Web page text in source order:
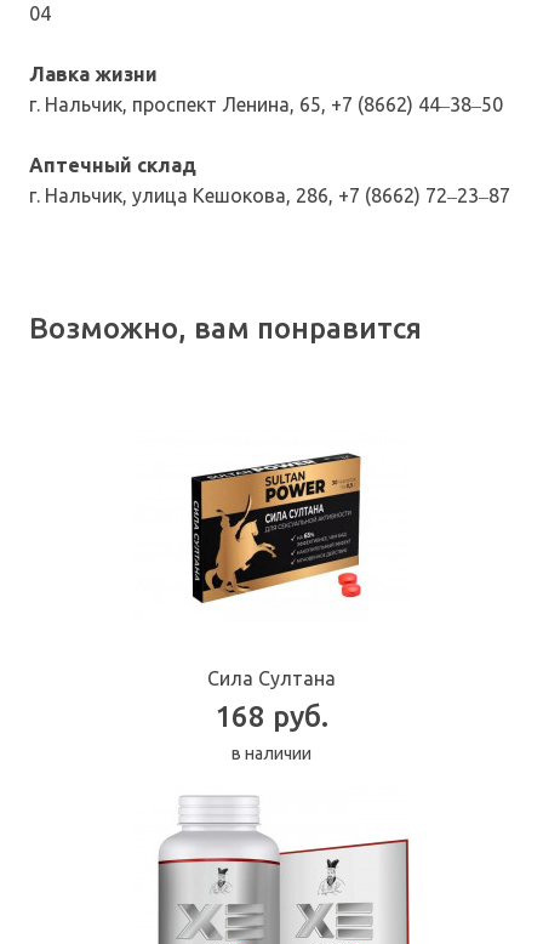
04
Лавка жизни
г. Нальчик, проспект Ленина, 65, +7 (8662) 44‒38‒50
Аптечный склад
г. Нальчик, улица Кешокова, 286, +7 (8662) 72‒23‒87
Возможно, вам понравится
Сила Султана
168 руб.
в наличии